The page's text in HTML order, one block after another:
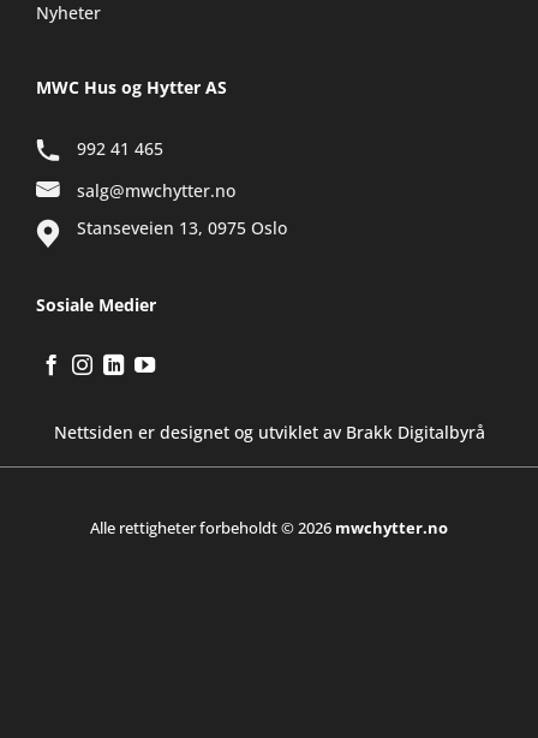
Nyheter
MWC Hus og Hytter AS
992 41 465
salg@mwchytter.no
Stanseveien 13, 0975 Oslo
Sosiale Medier
Nettsiden er designet og utviklet av Brakk Digitalbyrå
Alle rettigheter forbeholdt © 2026 mwchytter.no